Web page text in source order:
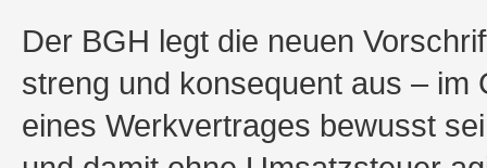
Der BGH legt die neuen
streng und konsequent aus –
eines Werkvertrages bewusst